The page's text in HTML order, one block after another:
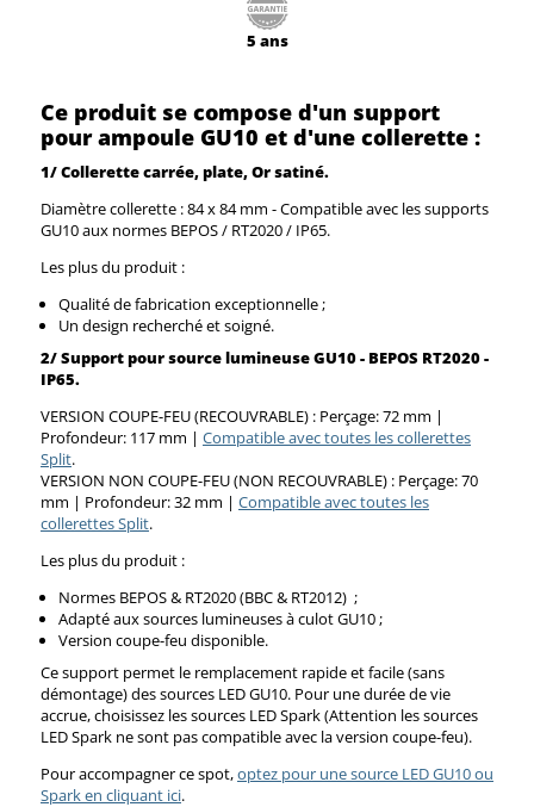
5 ans
Ce produit se compose d'un support
pour ampoule GU10 et d'une collerette :
1/ Collerette carrée, plate, Or satiné.
Diamètre collerette : 84 x 84 mm - Compatible avec les supports
GU10 aux normes BEPOS / RT2020 / IP65.
Les plus du produit :
Qualité de fabrication exceptionnelle ;
Un design recherché et soigné.
2/Support pour source lumineuse GU10 - BEPOS RT2020 -
IP65.
VERSION COUPE-FEU (RECOUVRABLE) : Perçage: 72 mm |
Profondeur: 117 mm | Compatible avec toutes les collerettes
Split.
VERSION NON COUPE-FEU (NON RECOUVRABLE) : Perçage: 70
mm | Profondeur: 32 mm | Compatible avec toutes les
collerettes Split.
Les plus du produit :
Normes BEPOS & RT2020 (BBC & RT2012) ;
Adapté aux sources lumineuses à culot GU10 ;
Version coupe-feu disponible.
Ce support permet le remplacement rapide et facile (sans
démontage) des sources LED GU10. Pour une durée de vie
accrue, choisissez les sources LED Spark (Attention les sources
LED Spark ne sont pas compatible avec la version coupe-feu).
Pour accompagner ce spot,optez pour une source LED GU10 ou
Spark en cliquant ici.